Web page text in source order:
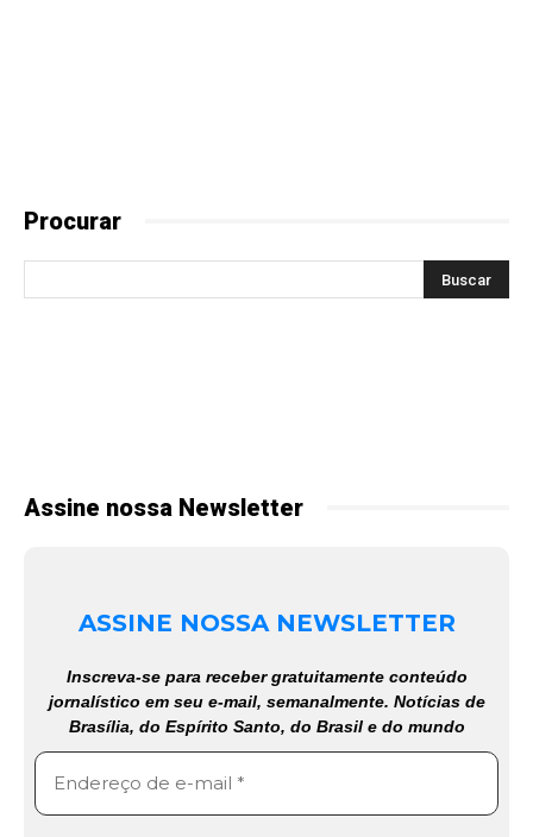
Procurar
Assine nossa Newsletter
ASSINE NOSSA NEWSLETTER
Inscreva-se para receber gratuitamente conteúdo
jornalístico em seu e-mail, semanalmente. Notícias de
Brasília, do Espírito Santo, do Brasil e do mundo